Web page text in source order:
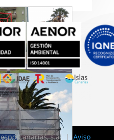
Canarias, s.a. |Aviso